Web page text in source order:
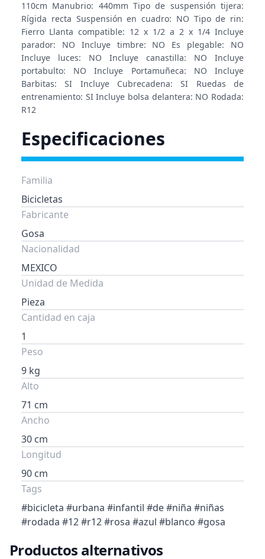
110cm Manubrio: 440mm Tipo de suspensión tijera:
Rígida recta Suspensión en cuadro: NO Tipo de rin:
Fierro Llanta compatible: 12 x 1/2 a 2 x 1/4 Incluye
parador: NO Incluye timbre: NO Es plegable: NO
Incluye luces: NO Incluye canastilla: NO Incluye
portabulto: NO Incluye Portamuñeca: NO Incluye
Barbitas: SI Incluye Cubrecadena: SI Ruedas de
entrenamiento: SI Incluye bolsa delantera: NO Rodada:
R12
Especificaciones
Familia
Bicicletas
Fabricante
Gosa
Nacionalidad
MEXICO
Unidad de Medida
Pieza
Cantidad en caja
1
Peso
9 kg
Alto
71 cm
Ancho
30 cm
Longitud
90 cm
Tags
#bicicleta #urbana #infantil #de #niña #niñas
#rodada #12 #r12 #rosa #azul #blanco #gosa
Productos alternativos